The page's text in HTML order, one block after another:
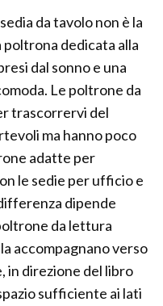
da tavolo non è la
poltrona dedicata alla
dal sonno e una
Le poltrone da
trascorrervi del
ma hanno poco
adatte per
le sedie per ufficio e
dipende
da lettura
accompagnano verso
in direzione del libro
sufficiente ai lati